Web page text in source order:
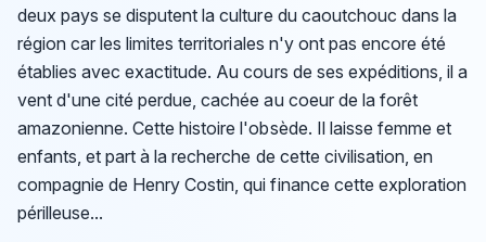
deux pays se disputent la culture du caoutchouc dans la
région car les limites territoriales n'y ont pas encore été
établies avec exactitude. Au cours de ses expéditions, il a
vent d'une cité perdue, cachée au coeur de la forêt
amazonienne. Cette histoire l'obsède. Il laisse femme et
enfants, et part à la recherche de cette civilisation, en
compagnie de Henry Costin, qui finance cette exploration
périlleuse...